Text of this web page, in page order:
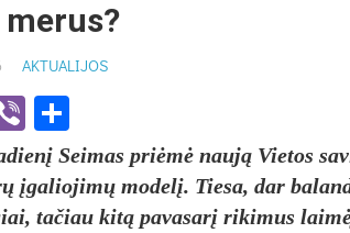
AKTUALIJOS
Viber
Sei­mas pri­ėmė naują Vie­tos
įga­lio­jimų mo­delį. Tie­sa, dar
ta­čiau kitą pa­va­sarį ri­ki­mus